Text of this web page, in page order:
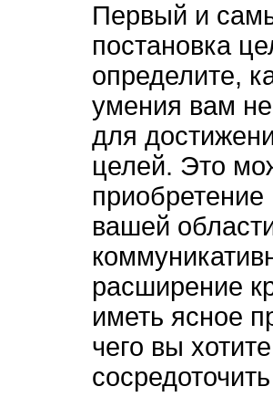
Первый и
постановка
определите,
умения вам
для
целей. Это
вашей
расширение
иметь ясное
чего вы